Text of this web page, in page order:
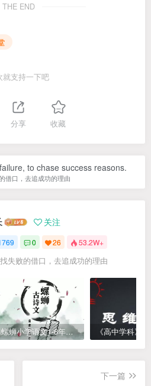
THE END
就支持一下吧
分享 收藏
to chase success reasons.
借口，去追成功的理由
关注
0 26 53.2W+
失败的借口，去追成功的理由
螺蛳小学语文1-6年级《小学古诗文》课程视频
下一篇